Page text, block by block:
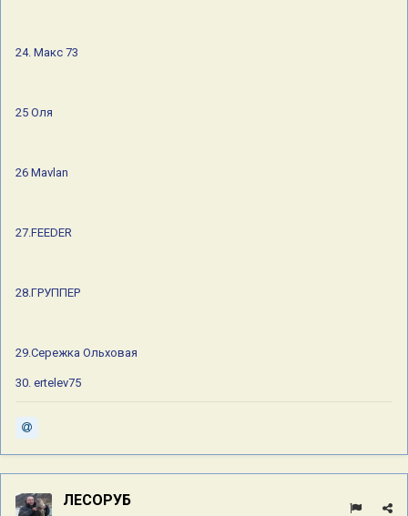
24. Макс 73
25 Оля
26 Mavlan
27.FEEDER
28.ГРУППЕР
29.Сережка Ольховая
30. ertelev75
ЛЕСОРУБ